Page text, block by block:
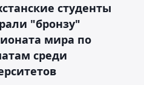
студенты
"бронзу"
мира по
среди